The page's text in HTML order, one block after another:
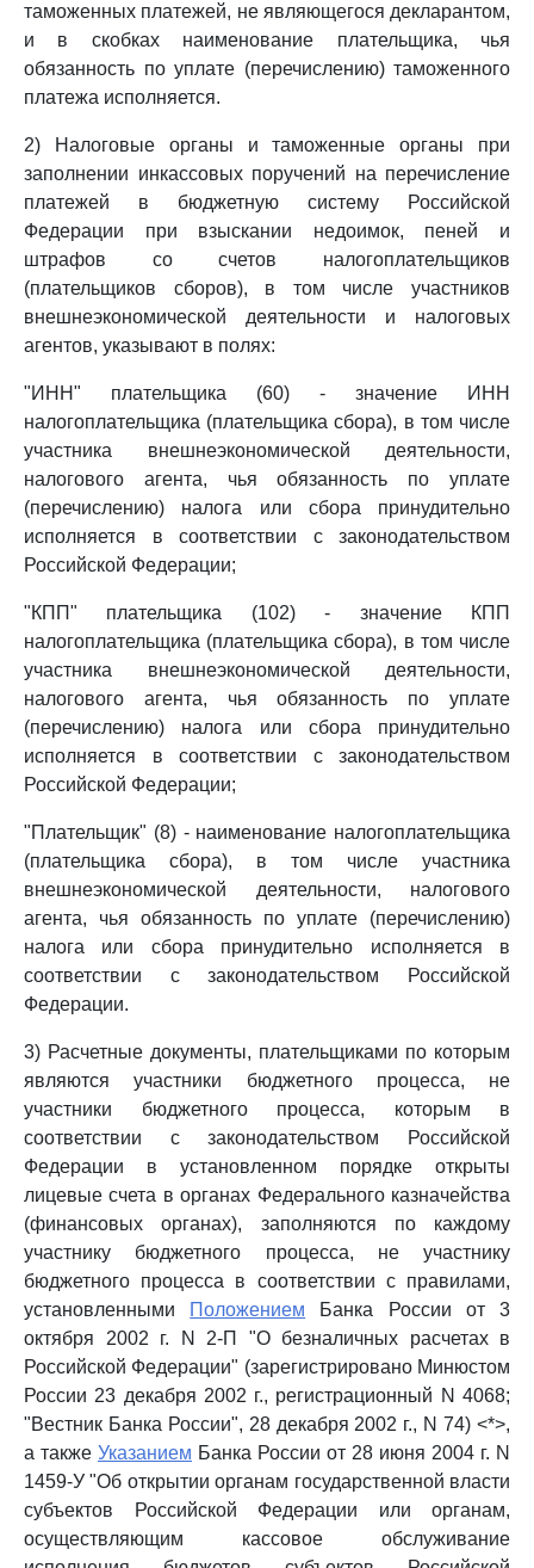
таможенных платежей, не являющегося декларантом,
и в скобках наименование плательщика, чья
обязанность по уплате (перечислению) таможенного
платежа исполняется.
2) Налоговые органы и таможенные органы при
заполнении инкассовых поручений на перечисление
платежей в бюджетную систему Российской
Федерации при взыскании недоимок, пеней и
штрафов со счетов налогоплательщиков
(плательщиков сборов), в том числе участников
внешнеэкономической деятельности и налоговых
агентов, указывают в полях:
"ИНН" плательщика (60) - значение ИНН
налогоплательщика (плательщика сбора), в том числе
участника внешнеэкономической деятельности,
налогового агента, чья обязанность по уплате
(перечислению) налога или сбора принудительно
исполняется в соответствии с законодательством
Российской Федерации;
"КПП" плательщика (102) - значение КПП
налогоплательщика (плательщика сбора), в том числе
участника внешнеэкономической деятельности,
налогового агента, чья обязанность по уплате
(перечислению) налога или сбора принудительно
исполняется в соответствии с законодательством
Российской Федерации;
"Плательщик" (8) - наименование налогоплательщика
(плательщика сбора), в том числе участника
внешнеэкономической деятельности, налогового
агента, чья обязанность по уплате (перечислению)
налога или сбора принудительно исполняется в
соответствии с законодательством Российской
Федерации.
3) Расчетные документы, плательщиками по которым
являются участники бюджетного процесса, не
участники бюджетного процесса, которым в
соответствии с законодательством Российской
Федерации в установленном порядке открыты
лицевые счета в органах Федерального казначейства
(финансовых органах), заполняются по каждому
участнику бюджетного процесса, не участнику
бюджетного процесса в соответствии с правилами,
установленными
Положением Банка России от 3
октября 2002 г. N 2-П "О безналичных расчетах в
Российской Федерации" (зарегистрировано Минюстом
России 23 декабря 2002 г., регистрационный N 4068;
"Вестник Банка России", 28 декабря 2002 г., N 74) <*>,
а также Указанием Банка России от 28 июня 2004 г. N
1459-У "Об открытии органам государственной власти
субъектов Российской Федерации или органам,
осуществляющим кассовое обслуживание